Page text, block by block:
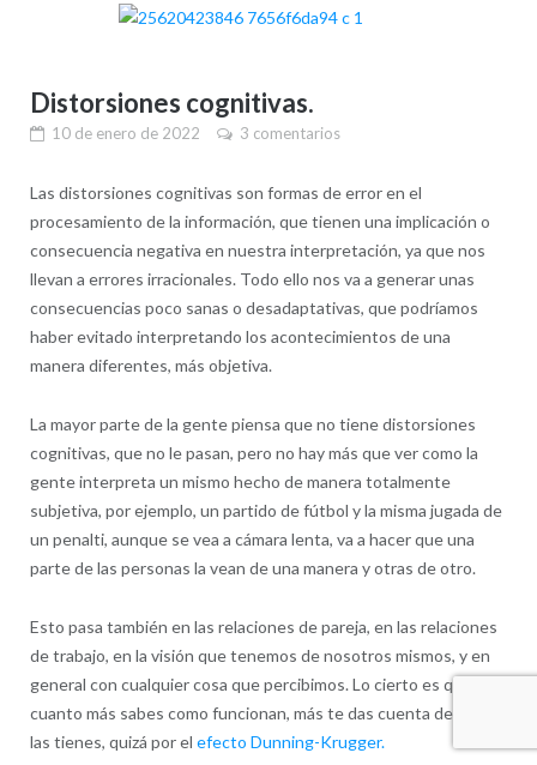
Distorsiones cognitivas.
10 de enero de 2022 3 comentarios
Las distorsiones cognitivas son formas de error en el
procesamiento de la información, que tienen una implicación o
consecuencia negativa en nuestra interpretación, ya que nos
llevan a errores irracionales. Todo ello nos va a generar unas
consecuencias poco sanas o desadaptativas, que podríamos
haber evitado interpretando los acontecimientos de una
manera diferentes, más objetiva.
La mayor parte de la gente piensa que no tiene distorsiones
cognitivas, que no le pasan, pero no hay más que ver como la
gente interpreta un mismo hecho de manera totalmente
subjetiva, por ejemplo, un partido de fútbol y la misma jugada de
un penalti, aunque se vea a cámara lenta, va a hacer que una
parte de las personas la vean de una manera y otras de otro.
Esto pasa también en las relaciones de pareja, en las relaciones
de trabajo, en la visión que tenemos de nosotros mismos, y en
general con cualquier cosa que percibimos. Lo cierto es que
cuanto más sabes como funcionan, más te das cuenta de que
las tienes, quizá por el efecto Dunning-Krugger.